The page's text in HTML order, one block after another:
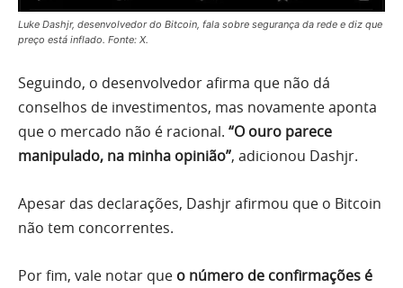
Luke Dashjr, desenvolvedor do Bitcoin, fala sobre segurança da rede e diz que
preço está inflado. Fonte: X.
Seguindo, o desenvolvedor afirma que não dá
conselhos de investimentos, mas novamente aponta
que o mercado não é racional. “O ouro parece
manipulado, na minha opinião”, adicionou Dashjr.
Apesar das declarações, Dashjr afirmou que o Bitcoin
não tem concorrentes.
Por fim, vale notar que o número de confirmações é